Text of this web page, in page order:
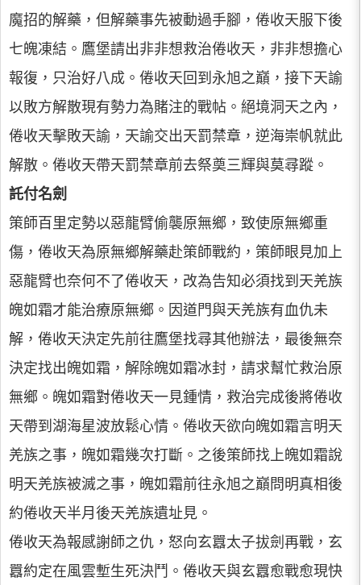
魔招的解藥，但解藥事先被動過手腳，倦收天服下後
七魄凍結。鷹堡請出非非想救治倦收天，非非想擔心
報復，只治好八成。倦收天回到永旭之巔，接下天諭
以敗方解散現有勢力為賭注的戰帖。絕境洞天之內，
倦收天擊敗天諭，天諭交出天罰禁章，逆海崇帆就此
解散。倦收天帶天罰禁章前去祭奠三輝與莫尋蹤。
託付名劍
策師百里定勢以惡龍臂偷襲原無鄉，致使原無鄉重
傷，倦收天為原無鄉解藥赴策師戰約，策師眼見加上
惡龍臂也奈何不了倦收天，改為告知必須找到天羌族
魄如霜才能治療原無鄉。因道門與天羌族有血仇未
解，倦收天決定先前往鷹堡找尋其他辦法，最後無奈
決定找出魄如霜，解除魄如霜冰封，請求幫忙救治原
無鄉。魄如霜對倦收天一見鍾情，救治完成後將倦收
天帶到湖海星波放鬆心情。倦收天欲向魄如霜言明天
羌族之事，魄如霜幾次打斷。之後策師找上魄如霜說
明天羌族被滅之事，魄如霜前往永旭之巔問明真相後
約倦收天半月後天羌族遺址見。
倦收天為報感謝師之仇，怒向玄囂太子拔劍再戰，玄
囂約定在風雲塹生死決鬥。倦收天與玄囂愈戰愈現快